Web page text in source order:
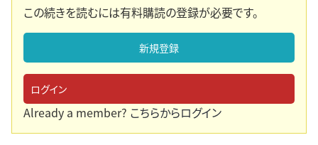
この続きを読むには有料購読の登録が必要です。
新規登録
ログイン
Already a member? こちらからログイン